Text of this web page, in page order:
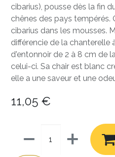
cibarius), pousse dès la fin
chênes des pays
cibarius dans les mousses.
différencie de la chanterelle
d'entonnoir de 2 à 8 cm de
celui-ci. Sa chair est blanc
elle a une saveur et une
11,05 €